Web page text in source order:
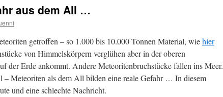
aus dem All …
getroffen – so 1.000 bis 10.000 Tonnen Material, wiehier
von Himmelskörpern verglühen aber in der oberen
der Erde ankommt. Andere Meteoritenbruchstücke fallen ins Meer.
– Meteoriten als dem All bilden eine reale Gefahr … In diesem
und eine schlechte Nachricht.